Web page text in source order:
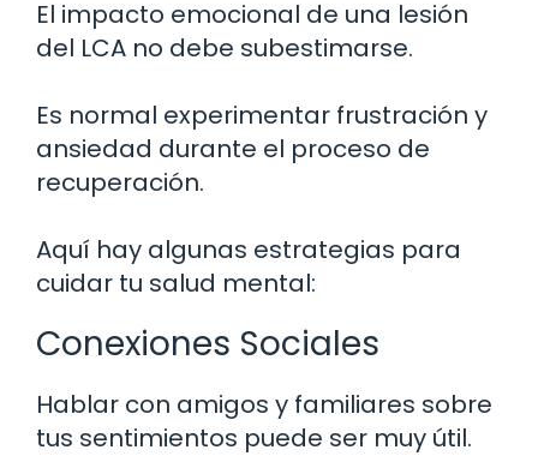
El impacto emocional de una lesión
del LCA no debe subestimarse.
Es normal experimentar frustración y
ansiedad durante el proceso de
recuperación.
Aquí hay algunas estrategias para
cuidar tu salud mental:
Conexiones Sociales
Hablar con amigos y familiares sobre
tus sentimientos puede ser muy útil.